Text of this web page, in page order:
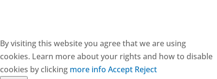
By visiting this website you agree that we are using
cookies. Learn more about your rights and how to disable
cookies by clicking more info Accept Reject